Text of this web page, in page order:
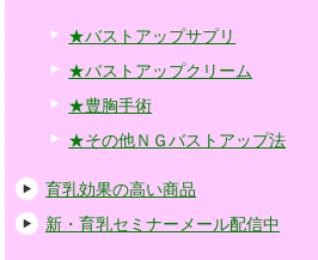
★バストアップサプリ
★バストアップクリーム
★豊胸手術
★その他ＮＧバストアップ法
育乳効果の高い商品
新・育乳セミナーメール配信中